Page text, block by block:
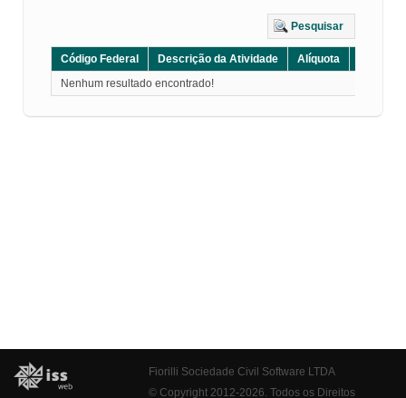
Pesquisar
Código Federal Descrição da Atividade Alíquota
Nenhum resultado encontrado!
Fiorilli Sociedade Civil Software LTDA
© Copyright 2012-2026. Todos os Direitos